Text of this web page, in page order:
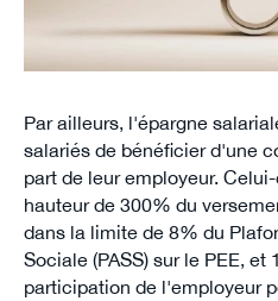
Par ailleurs, l'épargne
salariés de bénéficier d'une
part de leur employeur.
hauteur de 300% du
dans la limite de 8% du
Sociale (PASS) sur le PEE,
participation de l'employeur